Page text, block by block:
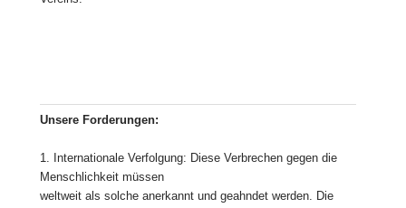
Unsere Forderungen:
1. Internationale Verfolgung: Diese Verbrechen gegen die
Menschlichkeit müssen
weltweit als solche anerkannt und geahndet werden. Die